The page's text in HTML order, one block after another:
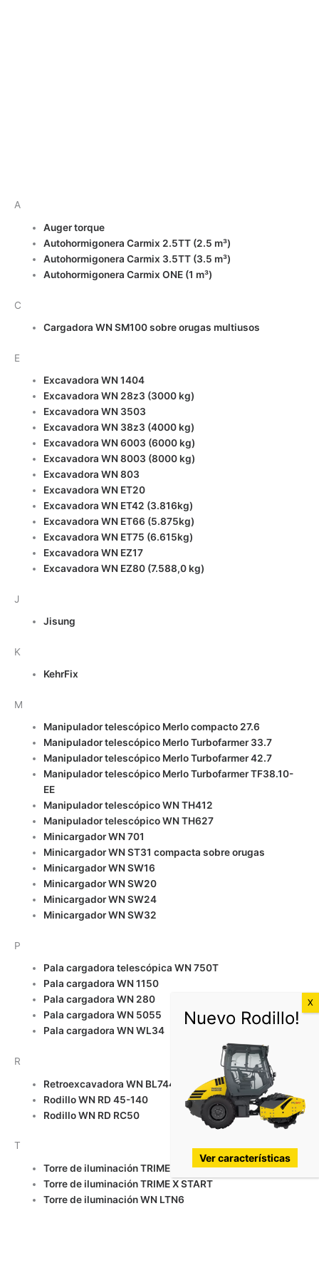
A
Auger torque
Autohormigonera Carmix 2.5TT (2.5 m³)
Autohormigonera Carmix 3.5TT (3.5 m³)
Autohormigonera Carmix ONE (1 m³)
C
Cargadora WN SM100 sobre orugas multiusos
E
Excavadora WN 1404
Excavadora WN 28z3 (3000 kg)
Excavadora WN 3503
Excavadora WN 38z3 (4000 kg)
Excavadora WN 6003 (6000 kg)
Excavadora WN 8003 (8000 kg)
Excavadora WN 803
Excavadora WN ET20
Excavadora WN ET42 (3.816kg)
Excavadora WN ET66 (5.875kg)
Excavadora WN ET75 (6.615kg)
Excavadora WN EZ17
Excavadora WN EZ80 (7.588,0 kg)
J
Jisung
K
KehrFix
M
Manipulador telescópico Merlo compacto 27.6
Manipulador telescópico Merlo Turbofarmer 33.7
Manipulador telescópico Merlo Turbofarmer 42.7
Manipulador telescópico Merlo Turbofarmer TF38.10-
EE
Manipulador telescópico WN TH412
Manipulador telescópico WN TH627
Minicargador WN 701
Minicargador WN ST31 compacta sobre orugas
Minicargador WN SW16
Minicargador WN SW20
Minicargador WN SW24
Minicargador WN SW32
P
Pala cargadora telescópica WN 750T
Pala cargadora WN 1150
Pala cargadora WN 280
Pala cargadora WN 5055
Pala cargadora WN WL34
R
Retroexcavadora WN BL744
Rodillo WN RD 45-140
Rodillo WN RD RC50
T
Torre de iluminación TRIME X CHAIN
Torre de iluminación TRIME X START
Torre de iluminación WN LTN6
Ver características